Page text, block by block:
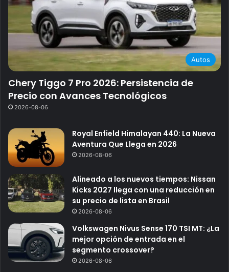
Autos
Chery Tiggo 7 Pro 2026: Persistencia de
Precio con Avances Tecnológicos
2026-08-06
Royal Enfield Himalayan 440: La Nueva
Aventura Que Llega en 2026
2026-08-06
Alineado a los nuevos tiempos: Nissan
Kicks 2027 llega con una reducción en
su precio de lista en Brasil
2026-08-06
Volkswagen Nivus Sense 170 TSI MT: ¿La
mejor opción de entrada en el
segmento crossover?
2026-08-06